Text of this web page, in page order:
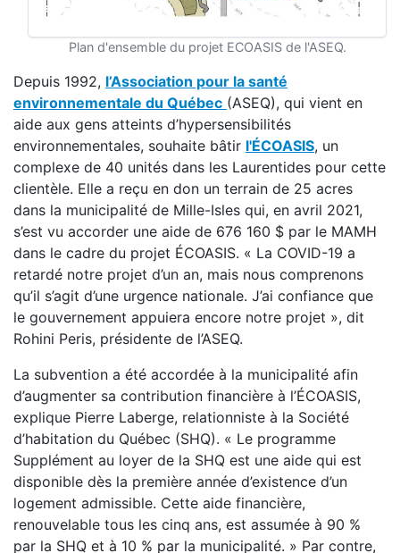
Plan d'ensemble du projet ECOASIS de l'ASEQ.
Depuis 1992, l’Association pour la santé
environnementale du Québec (ASEQ), qui vient en
aide aux gens atteints d’hypersensibilités
environnementales, souhaite bâtir l'ÉCOASIS, un
complexe de 40 unités dans les Laurentides pour cette
clientèle. Elle a reçu en don un terrain de 25 acres
dans la municipalité de Mille-Isles qui, en avril 2021,
s’est vu accorder une aide de 676 160 $ par le MAMH
dans le cadre du projet ÉCOASIS. « La COVID-19 a
retardé notre projet d’un an, mais nous comprenons
qu’il s’agit d’une urgence nationale. J’ai confiance que
le gouvernement appuiera encore notre projet », dit
Rohini Peris, présidente de l’ASEQ.
La subvention a été accordée à la municipalité afin
d’augmenter sa contribution financière à l’ÉCOASIS,
explique Pierre Laberge, relationniste à la Société
d’habitation du Québec (SHQ). « Le programme
Supplément au loyer de la SHQ est une aide qui est
disponible dès la première année d’existence d’un
logement admissible. Cette aide financière,
renouvelable tous les cinq ans, est assumée à 90 %
par la SHQ et à 10 % par la municipalité. » Par contre,